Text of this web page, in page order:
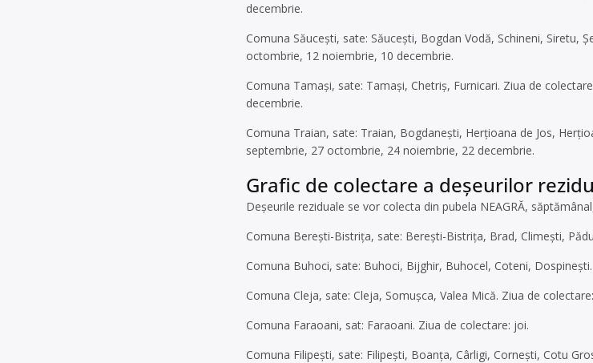
decembrie.
Comuna Săucești, sate: Săucești, Bogdan Vodă, Schineni,
octombrie, 12 noiembrie, 10 decembrie.
Comuna Tamași, sate: Tamași, Chetriș, Furnicari. Ziua de
decembrie.
Comuna Traian, sate: Traian, Bogdanești, Herțioana de Jos,
septembrie, 27 octombrie, 24 noiembrie, 22 decembrie.
Grafic de colectare a deșeurilor
Deșeurile reziduale se vor colecta din pubela NEAGRĂ,
Comuna Berești-Bistrița, sate: Berești-Bistrița, Brad, Climești,
Comuna Buhoci, sate: Buhoci, Bijghir, Buhocel, Coteni,
Comuna Cleja, sate: Cleja, Somușca, Valea Mică. Ziua de
Comuna Faraoani, sat: Faraoani. Ziua de colectare: joi.
Comuna Filipești, sate: Filipești, Boanța, Cârligi, Cornești, Cotu